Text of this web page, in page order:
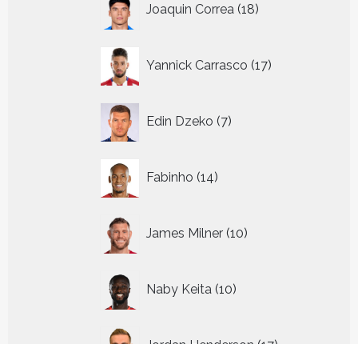
Joaquin Correa 18
producten
Yannick Carrasco 17
producten
Edin Dzeko 7
producten
Fabinho 14
producten
James Milner 10
producten
Naby Keita 10
producten